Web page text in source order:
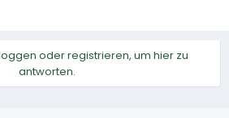
oder registrieren, um hier zu
antworten.